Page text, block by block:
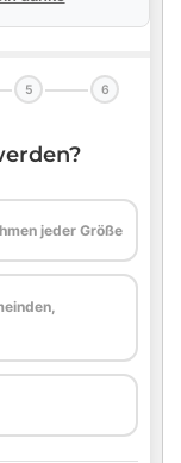
5 6
jeder Größe